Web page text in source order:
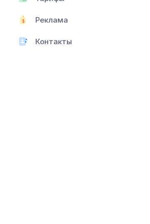
Реклама
Контакты